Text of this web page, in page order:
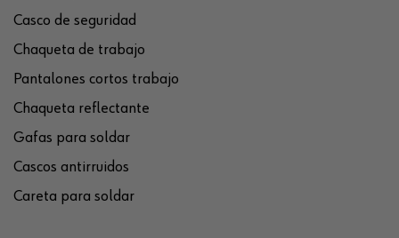
Casco de seguridad
Chaqueta de trabajo
Pantalones cortos trabajo
Chaqueta reflectante
Gafas para soldar
Cascos antirruidos
Careta para soldar